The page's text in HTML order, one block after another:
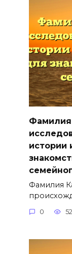
Фамилия
истории
Фамилия
0 52